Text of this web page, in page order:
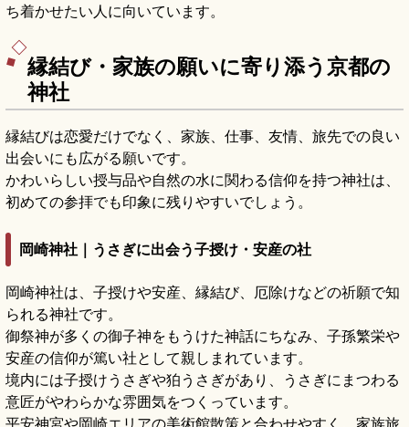
ち着かせたい人に向いています。
縁結び・家族の願いに寄り添う京都の
神社
縁結びは恋愛だけでなく、家族、仕事、友情、旅先での良い
出会いにも広がる願いです。
かわいらしい授与品や自然の水に関わる信仰を持つ神社は、
初めての参拝でも印象に残りやすいでしょう。
岡崎神社｜うさぎに出会う子授け・安産の社
岡崎神社は、子授けや安産、縁結び、厄除けなどの祈願で知
られる神社です。
御祭神が多くの御子神をもうけた神話にちなみ、子孫繁栄や
安産の信仰が篤い社として親しまれています。
境内には子授けうさぎや狛うさぎがあり、うさぎにまつわる
意匠がやわらかな雰囲気をつくっています。